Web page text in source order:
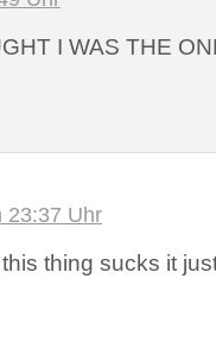
I WAS THE
23:37 Uhr
this thing sucks it